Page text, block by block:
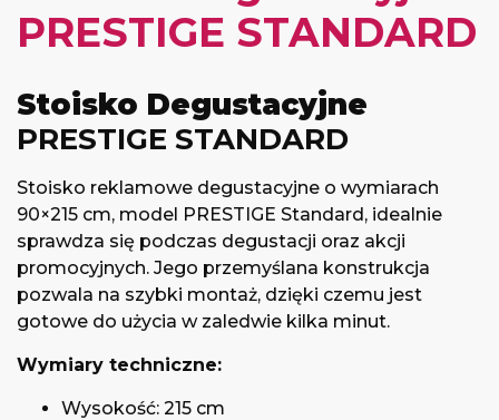
PRESTIGE STANDARD
Stoisko Degustacyjne
PRESTIGE STANDARD
Stoisko reklamowe degustacyjne o wymiarach
90×215 cm, model PRESTIGE Standard, idealnie
sprawdza się podczas degustacji oraz akcji
promocyjnych. Jego przemyślana konstrukcja
pozwala na szybki montaż, dzięki czemu jest
gotowe do użycia w zaledwie kilka minut.
Wymiary techniczne:
Wysokość: 215 cm